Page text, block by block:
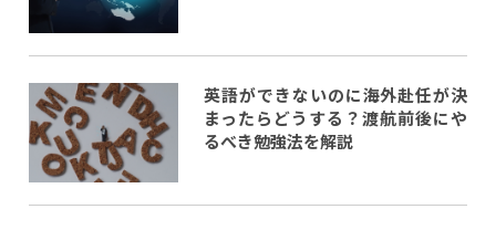
英語ができないのに海外赴任が決
まったらどうする？渡航前後にや
るべき勉強法を解説